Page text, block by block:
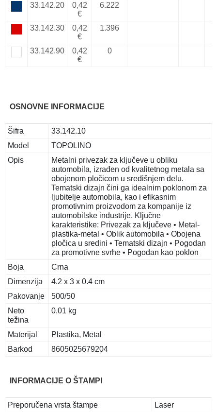
33.142.20
0,42
€
6.222
33.142.30
0,42
€
1.396
33.142.90
0,42
€
0
OSNOVNE INFORMACIJE
Šifra
33.142.10
Model
TOPOLINO
Opis
Metalni privezak za ključeve u obliku
automobila, izrađen od kvalitetnog metala sa
obojenom pločicom u središnjem delu.
Tematski dizajn čini ga idealnim poklonom za
ljubitelje automobila, kao i efikasnim
promotivnim proizvodom za kompanije iz
automobilske industrije. Ključne
karakteristike: Privezak za ključeve • Metal-
plastika-metal • Oblik automobila • Obojena
pločica u sredini • Tematski dizajn • Pogodan
za promotivne svrhe • Pogodan kao poklon
Boja
Crna
Dimenzija
4.2 x 3 x 0.4 cm
Pakovanje
500/50
Neto
težina
0.01 kg
Materijal
Plastika, Metal
Barkod
8605025679204
INFORMACIJE O ŠTAMPI
Preporučena vrsta štampe
Laser